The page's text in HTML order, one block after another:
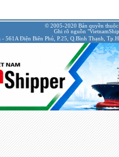
© 2005-2020 Bản quyền
Ghi rõ nguồn
- 561A Điện Biên Phủ, P.25, Q.Bình Thạnh,